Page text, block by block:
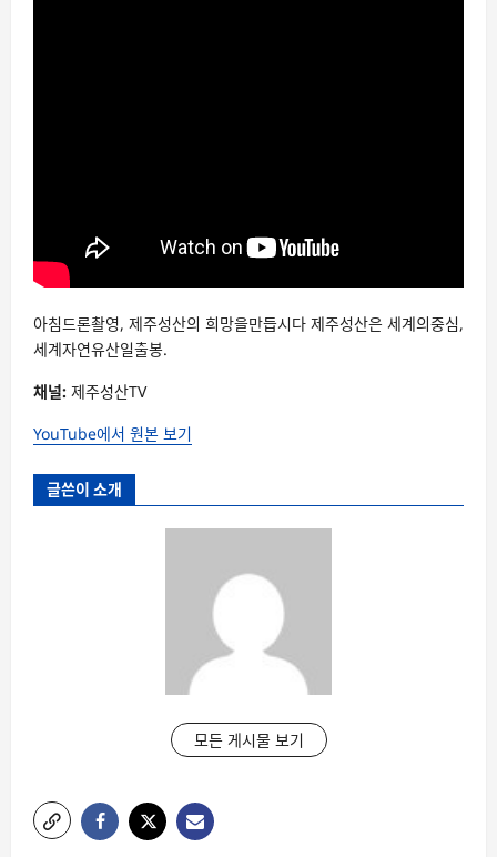
아침드론촬영, 제주성산의 희망을만듭시다 제주성산은 세계의중심,
세계자연유산일출봉.
채널: 제주성산TV
YouTube에서 원본 보기
글쓴이 소개
모든 게시물 보기